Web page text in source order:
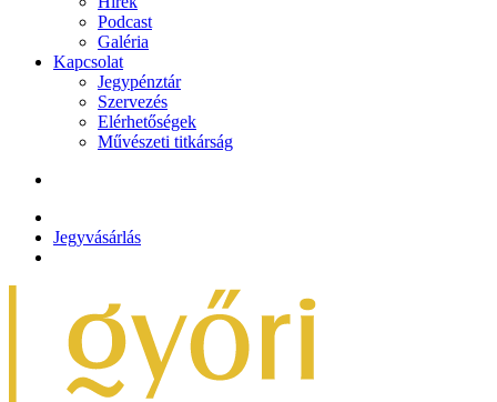
Podcast
Galéria
Kapcsolat
Jegypénztár
Szervezés
Elérhetőségek
Művészeti titkárság
Jegyvásárlás